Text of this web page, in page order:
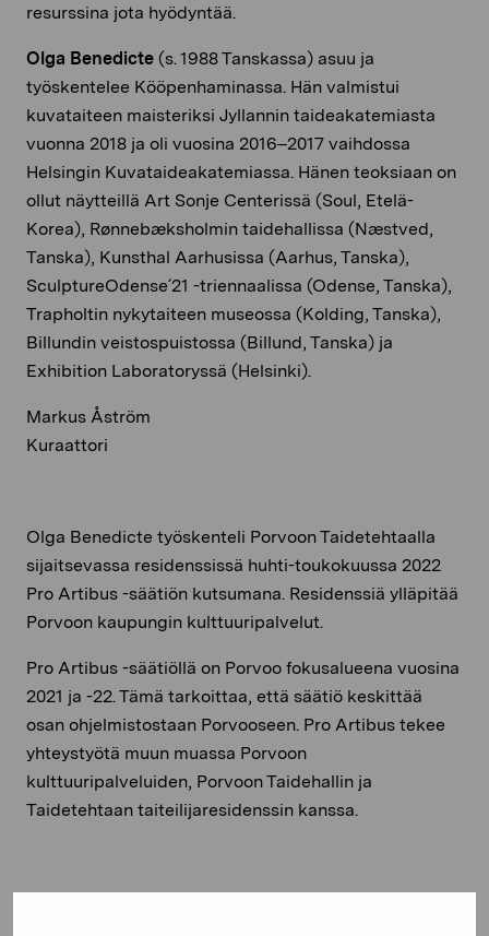
resurssina jota hyödyntää.
Olga Benedicte (s. 1988 Tanskassa) asuu ja
työskentelee Kööpenhaminassa. Hän valmistui
kuvataiteen maisteriksi Jyllannin taideakatemiasta
vuonna 2018 ja oli vuosina 2016–2017 vaihdossa
Helsingin Kuvataideakatemiassa. Hänen teoksiaan on
ollut näytteillä Art Sonje Centerissä (Soul, Etelä-
Korea), Rønnebæksholmin taidehallissa (Næstved,
Tanska), Kunsthal Aarhusissa (Aarhus, Tanska),
SculptureOdense´21 -triennaalissa (Odense, Tanska),
Trapholtin nykytaiteen museossa (Kolding, Tanska),
Billundin veistospuistossa (Billund, Tanska) ja
Exhibition Laboratoryssä (Helsinki).
Markus Åström
Kuraattori
Olga Benedicte työskenteli Porvoon Taidetehtaalla
sijaitsevassa residenssissä huhti-toukokuussa 2022
Pro Artibus -säätiön kutsumana. Residenssiä ylläpitää
Porvoon kaupungin kulttuuripalvelut.
Pro Artibus -säätiöllä on Porvoo fokusalueena vuosina
2021 ja -22. Tämä tarkoittaa, että säätiö keskittää
osan ohjelmistostaan Porvooseen. Pro Artibus tekee
yhteystyötä muun muassa Porvoon
kulttuuripalveluiden, Porvoon Taidehallin ja
Taidetehtaan taiteilijaresidenssin kanssa.